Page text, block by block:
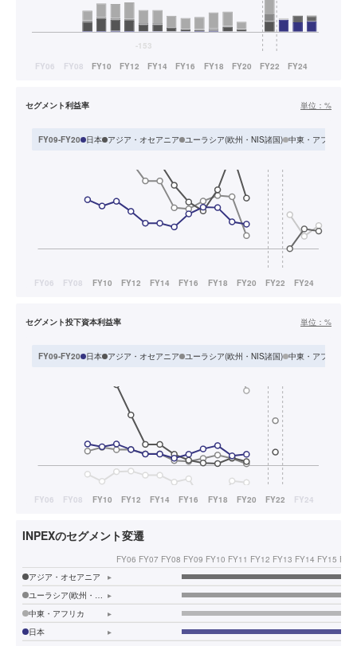
セグメント利益率 単位： %
FY09-FY20 日本 アジア・オセアニア ユーラシア(欧州・NIS諸国) 中東・アフリカ
セグメント投下資本利益率 単位： %
FY09-FY20 日本 アジア・オセアニア ユーラシア(欧州・NIS諸国) 中東・アフリカ
INPEXのセグメント変遷
FY06 FY07 FY08 FY09 FY10 FY11 FY12 FY13 FY14 FY15
アジア・オセアニア
▸
▸
中東・アフリカ
▸
日本
▸